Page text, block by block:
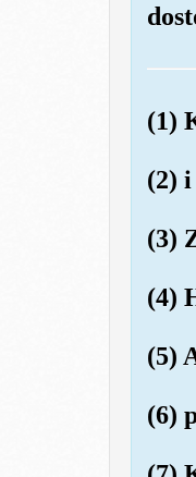
(1)
(2)
(3)
(4)
(5)
(6)